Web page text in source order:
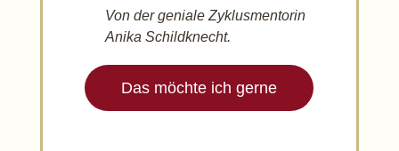
Von der geniale Zyklusmentorin
Anika Schildknecht.
Das möchte ich gerne